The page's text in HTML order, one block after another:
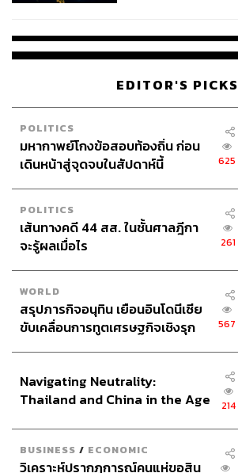
EDITOR'S PICKS
POLITICS
มหากาพย์โกงข้อสอบท้องถิ่น ก่อน
เดินหน้าสู่จุดจบในสัปดาห์นี้
625
POLITICS
เส้นทางคดี 44 สส. ในชั้นศาลฎีกา
จะรู้ผลเมื่อไร
261
WORLD
สรุปภารกิจอนุทิน เยือนอินโดนีเซีย
ขับเคลื่อนการทูตเศรษฐกิจเชิงรุก
567
Navigating Neutrality:
Thailand and China in the Age
214
BUSINESS / ECONOMIC
วิเคราะห์ปรากฏการณ์คนแห่ขอสิน